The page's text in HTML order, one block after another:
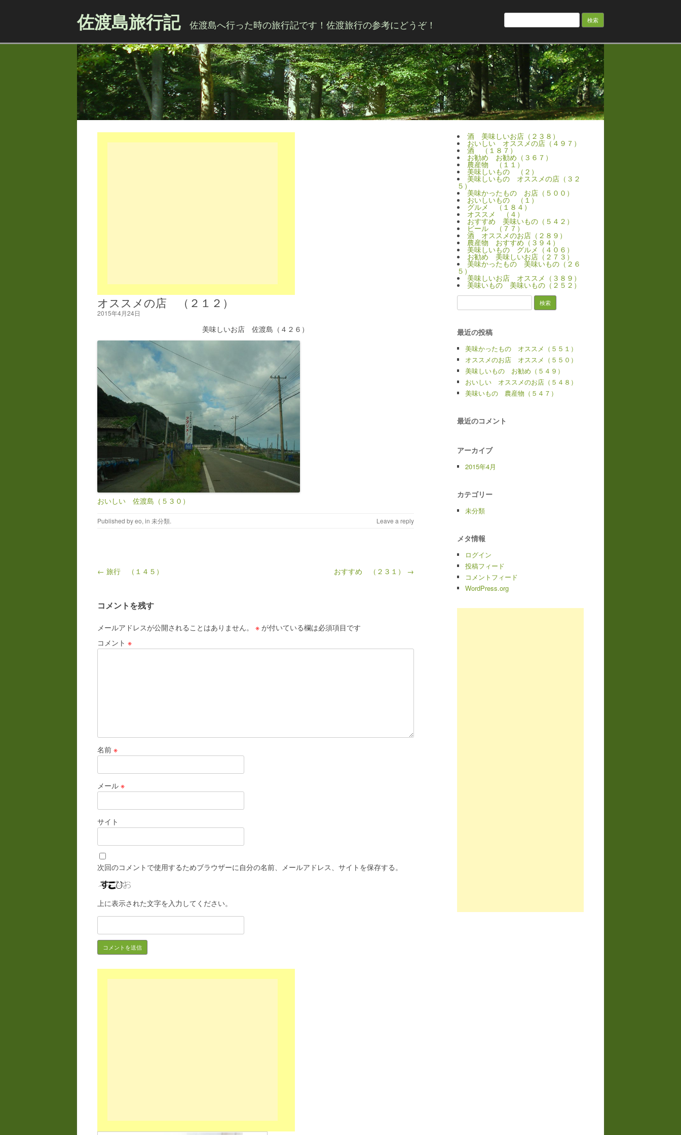
佐渡島旅行記 佐渡島へ行った時の旅行記です！佐渡旅行の参考にどうぞ！
検
オススメの店 （２１２）
2015年4月24日
美味しいお店 佐渡島（４２６）
おいしい 佐渡島（５３０）
Published byeo, in 未分類. Leave a reply
Post navigation
← 旅行 （１４５） おすすめ （２３１） →
コメントを残す
メールアドレスが公開されることはありません。 ※ が付いている欄は必須項目です
コメント ※
名前 ※
メール ※
サイト
次回のコメントで使用するためブラウザーに自分の名前、メールアドレス、サイトを保存する。
上に表示された文字を入力してください。
酒 美味しいお店（２３８）
おいしい オススメの店（４９７）
酒 （１８７）
お勧め お勧め（３６７）
農産物 （１１）
美味しいもの （２）
美味しいもの オススメの店（３２
５）
美味かったもの お店（５００）
おいしいもの （１）
グルメ （１８４）
オススメ （４）
おすすめ 美味いもの（５４２）
ビール （７７）
酒 オススメのお店（２８９）
農産物 おすすめ（３９４）
美味しいもの グルメ（４０６）
お勧め 美味しいお店（２７３）
美味かったもの 美味いもの（２６
５）
美味しいお店 オススメ（３８９）
美味いもの 美味いもの（２５２）
索:
最近の投稿
美味かったもの オススメ（５５１）
オススメのお店 オススメ（５５０）
美味しいもの お勧め（５４９）
おいしい オススメのお店（５４８）
美味いもの 農産物（５４７）
最近のコメント
アーカイブ
2015年4月
カテゴリー
未分類
メタ情報
ログイン
投稿フィード
コメントフィード
WordPress.org